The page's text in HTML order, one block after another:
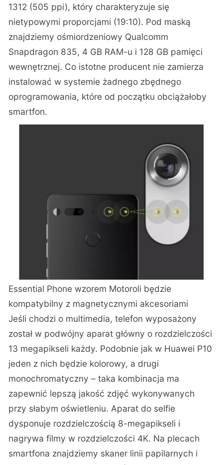
1312 (505 ppi), który charakteryzuje się
nietypowymi proporcjami (19:10). Pod maską
znajdziemy ośmiordzeniowy Qualcomm
Snapdragon 835, 4 GB RAM-u i 128 GB pamięci
wewnętrznej. Co istotne producent nie zamierza
instalować w systemie żadnego zbędnego
oprogramowania, które od początku obciążałoby
smartfon.
Essential Phone wzorem Motoroli będzie
kompatybilny z magnetycznymi akcesoriami
Jeśli chodzi o multimedia, telefon wyposażony
został w podwójny aparat główny o rozdzielczości
13 megapikseli każdy. Podobnie jak w Huawei P10
jeden z nich będzie kolorowy, a drugi
monochromatyczny – taka kombinacja ma
zapewnić lepszą jakość zdjęć wykonywanych
przy słabym oświetleniu. Aparat do selfie
dysponuje rozdzielczością 8-megapikseli i
nagrywa filmy w rozdzielczości 4K. Na plecach
smartfona znajdziemy skaner linii papilarnych i